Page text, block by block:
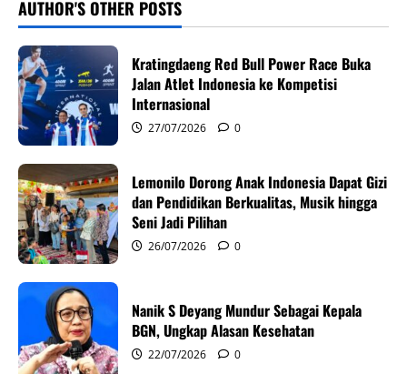
v
i
g
a
t
i
o
n
AUTHOR'S OTHER POSTS
Kratingdaeng Red Bull Power Race Buka
Jalan Atlet Indonesia ke Kompetisi
Internasional
27/07/2026 0
Lemonilo Dorong Anak Indonesia Dapat Gizi
dan Pendidikan Berkualitas, Musik hingga
Seni Jadi Pilihan
26/07/2026 0
Nanik S Deyang Mundur Sebagai Kepala
BGN, Ungkap Alasan Kesehatan
22/07/2026 0